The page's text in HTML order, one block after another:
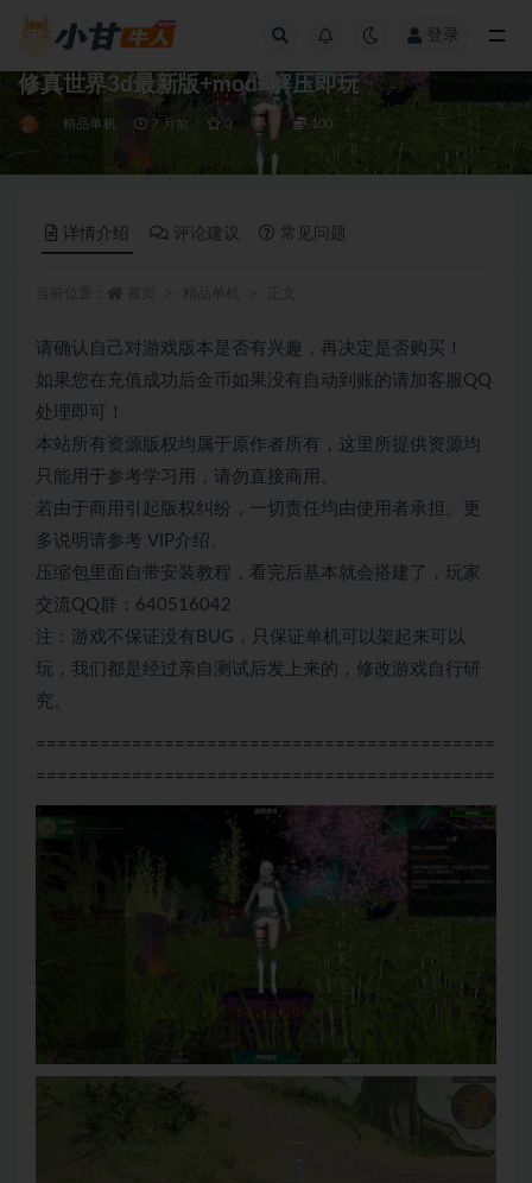
登录
修真世界3d最新版+mod+解压即玩
精品单机 7 月前 0 5 100
详情介绍 评论建议 常见问题
请确认自己对游戏版本是否有兴趣，再决定是否购买！
如果您在充值成功后金币如果没有自动到账的请加客服QQ
处理即可！
本站所有资源版权均属于原作者所有，这里所提供资源均
只能用于参考学习用，请勿直接商用。
若由于商用引起版权纠纷，一切责任均由使用者承担。更
多说明请参考 VIP介绍。
压缩包里面自带安装教程，看完后基本就会搭建了，玩家
交流QQ群：640516042
注：游戏不保证没有BUG，只保证单机可以架起来可以
玩，我们都是经过亲自测试后发上来的，修改游戏自行研
究。
===========================================
===========================================